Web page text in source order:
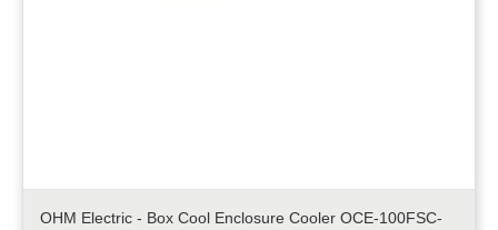
OHM Electric - Box Cool Enclosure Cooler OCE-100FSC-